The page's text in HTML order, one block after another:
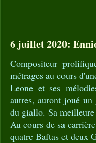
6 juillet 2020:
Compositeur
métrages au cours
Leone et ses
autres, auront joué
du giallo. Sa
Au cours de sa
quatre Baftas et deux